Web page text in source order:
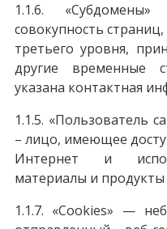
1.1.6.
совокупность
третьего уровня,
другие временные
указана контактная
1.1.5. «Пользователь
– лицо, имеющее
Интернет и
материалы и продукты
1.1.7. «Cookies» —